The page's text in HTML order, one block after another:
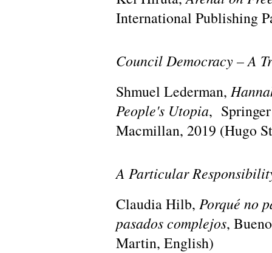
International Publishing
Council Democracy – A
Shmuel Lederman,
People's Utopia,
Macmillan, 2019 (Hugo
A Particular
Claudia Hilb, Porqué no
pasados complejos,
Martin, English)